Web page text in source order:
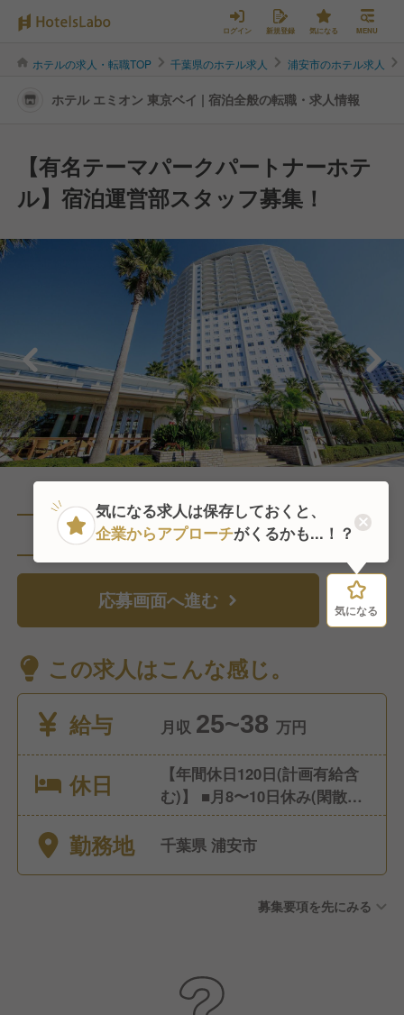
ログイン 新規登録 気になる MENU
ホテルの求人・転職TOP 千葉県のホテル求人 浦安市のホテル求人
ホテル エミオン 東京ベイ | 宿泊全般の転職・求人情報
【有名テーマパークパートナーホテ
ル】宿泊運営部スタッフ募集！
直近5人がこの求人を検討中
応募画面へ進む 気になる
この求人はこんな感じ。
給与
月収 25~38 万円
休日
【年間休日120日(計画有給含
む)】 ■月8〜10日休み(閑散
期・繁忙期で変動) ■有給休暇
(年間10〜40日/取得率90%/連
100％)※取得実績あり ■介護休
勤務地 千葉県 浦安市
募集要項を先にみる
気になる
気になる求人は保存しておくと、
企業からアプローチがくるかも...！？